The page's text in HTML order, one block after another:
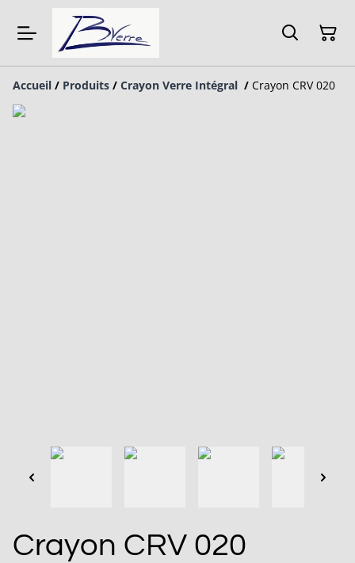
Accueil / Produits / Crayon Verre Intégral / Crayon CRV 020
Crayon CRV 020